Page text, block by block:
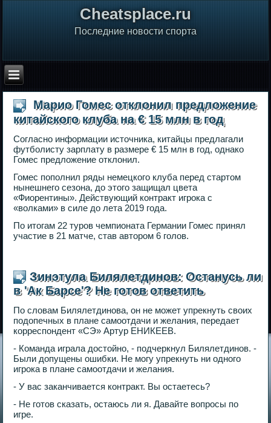
Сheatsplace.ru
Последние новости спорта
Марио Гомес отклонил предложение
китайского клуба на € 15 млн в год
Согласно информации источника, китайцы предлагали
футболисту зарплату в размере € 15 млн в год, однако
Гомес предложение отклонил.
Гомес пополнил ряды немецкого клуба перед стартом
нынешнего сезона, до этого защищал цвета
«Фиорентины». Действующий контракт игрока с
«волками» в силе до лета 2019 года.
По итогам 22 туров чемпионата Германии Гомес принял
участие в 21 матче, став автором 6 голов.
Зинэтула Билялетдинов: Останусь ли
в 'Ак Барсе'? Не готов ответить
По словам Билялетдинова, он не может упрекнуть своих
подопечных в плане самоотдачи и желания, передает
корреспондент «СЭ» Артур ЕНИКЕЕВ.
- Команда играла достойно, - подчеркнул Билялетдинов. -
Были допущены ошибки. Не могу упрекнуть ни одного
игрока в плане самоотдачи и желания.
- У вас заканчивается контракт. Вы остаетесь?
- Не готов сказать, остаюсь ли я. Давайте вопросы по
игре.